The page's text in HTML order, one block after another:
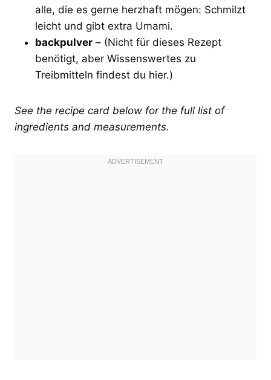
alle, die es gerne herzhaft mögen: Schmilzt
leicht und gibt extra Umami.
backpulver – (Nicht für dieses Rezept
benötigt, aber Wissenswertes zu
Treibmitteln findest du hier.)
See the recipe card below for the full list of
ingredients and measurements.